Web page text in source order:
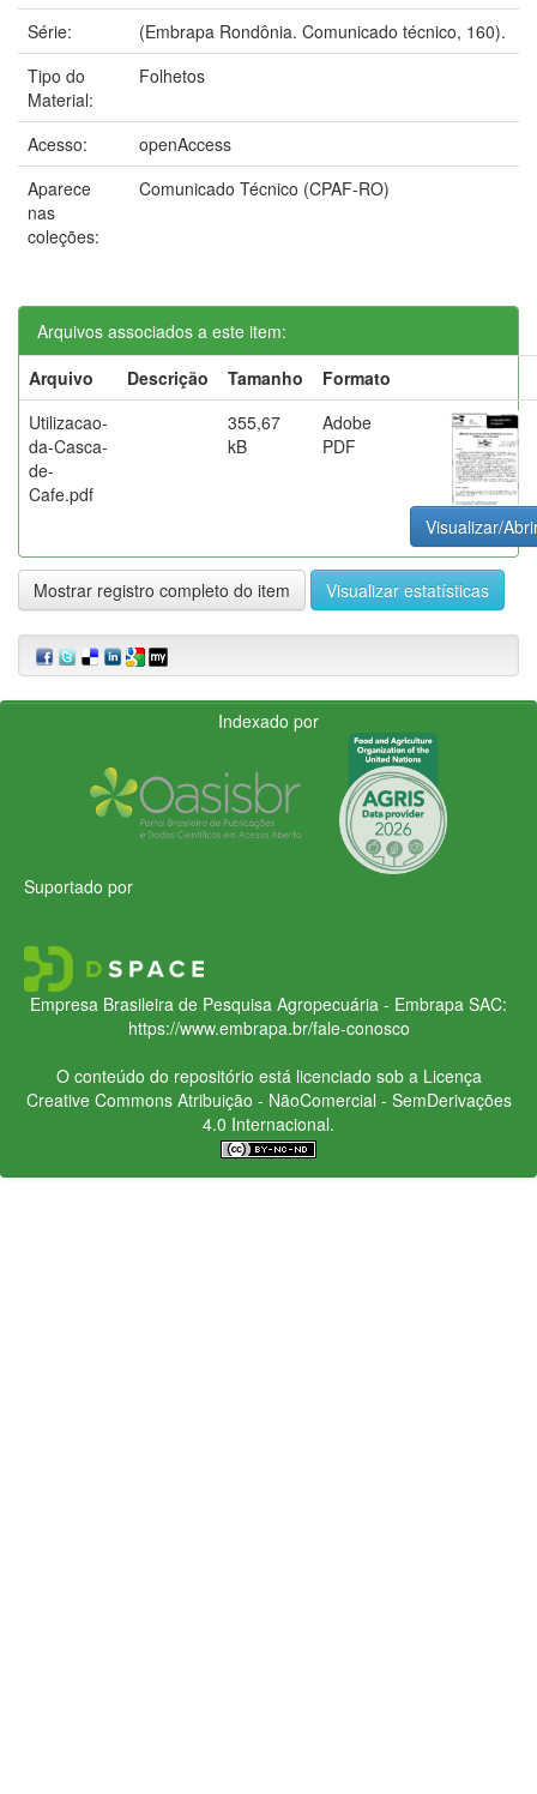
Série:
(Embrapa Rondônia. Comunicado técnico, 160).
Tipo do
Material:
Folhetos
Acesso:
openAccess
Aparece
nas
coleções:
Comunicado Técnico (CPAF-RO)
Arquivos associados a este item:
Arquivo
Descrição Tamanho
Formato
Utilizacao-
da-Casca-
de-
Cafe.pdf
355,67
kB
Adobe
PDF
Visualizar/
Mostrar registro completo do item Visualizar estatísticas
Indexado por
Suportado por
Empresa Brasileira de Pesquisa Agropecuária - Embrapa SAC:
https://www.embrapa.br/fale-conosco
O conteúdo do repositório está licenciado sob a Licença
Creative CommonsAtribuição - NãoComercial - SemDerivações
4.0 Internacional.